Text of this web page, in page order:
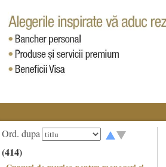
Ord. dupa
(414)